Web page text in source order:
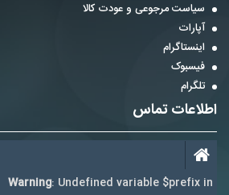
سیاست مرجوعی و عودت کالا
آپارات
اینستاگرام
فیسبوک
تلگرام
اطلاعات تماس
Warning: Undefined variable $prefix in